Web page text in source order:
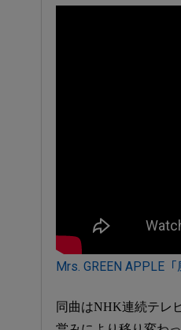
Mrs. GREEN APPLE
同曲はNHK連続テレ